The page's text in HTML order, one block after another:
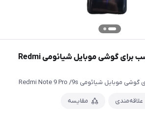
کاور مدل PK09 مناسب برای گوشی موبایل شیائومی Redmi
علاقه‌مندی مقایسه